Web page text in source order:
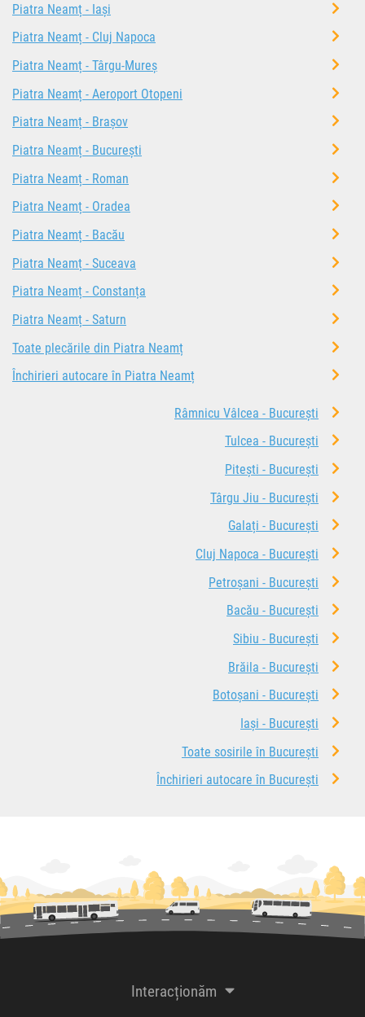
Piatra Neamț - Iași
Piatra Neamț - Cluj Napoca
Piatra Neamț - Târgu-Mureș
Piatra Neamț - Aeroport Otopeni
Piatra Neamț - Brașov
Piatra Neamț - București
Piatra Neamț - Roman
Piatra Neamț - Oradea
Piatra Neamț - Bacău
Piatra Neamț - Suceava
Piatra Neamț - Constanța
Piatra Neamț - Saturn
Toate plecările din Piatra Neamț
Închirieri autocare în Piatra Neamț
Râmnicu Vâlcea - București
Tulcea - București
Pitești - București
Târgu Jiu - București
Galați - București
Cluj Napoca - București
Petroșani - București
Bacău - București
Sibiu - București
Brăila - București
Botoșani - București
Iași - București
Toate sosirile în București
Închirieri autocare în București
Interacționăm